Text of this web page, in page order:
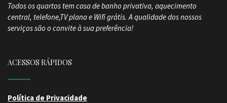
Todos os quartos tem casa de banho privativa, aquecimento
central, telefone,TV plana e Wifi grátis. A qualidade dos nossos
serviços são o convite à sua preferência!
ACESSOS RÁPIDOS
Política de Privacidade